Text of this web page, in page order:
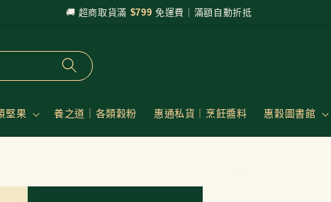
🚚 超商取貨滿 $799 免運費｜滿額自動折抵
堅果 養之道｜各類穀粉 惠通私貨｜烹飪醬料 惠穀圖書館